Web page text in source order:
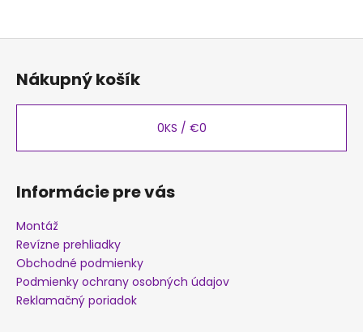
Z
Nákupný košík
0KS / €0
Informácie pre vás
Montáž
Revízne prehliadky
Obchodné podmienky
Podmienky ochrany osobných údajov
Reklamačný poriadok